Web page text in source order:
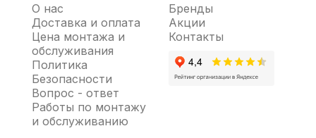
О нас
Доставка и оплата
Цена монтажа и
обслуживания
Политика
Безопасности
Вопрос - ответ
Работы по монтажу
и обслуживанию
Бренды
Акции
Контакты